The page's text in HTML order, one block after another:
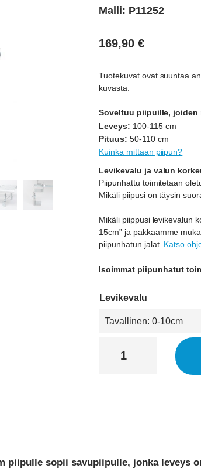
Malli: P11252
169,90 €
Tuotekuvat ovat suuntaa
kuvasta.
Soveltuu piipuille, joiden
Leveys: 100-115 cm
Pituus: 50-110 cm
Kuinka mittaan piipun?
Levikevalu ja valun
Piipunhattu toimitetaan
Mikäli piipusi on täysin
Mikäli piippusi levikevalun
15cm” ja pakkaamme
piipunhatun jalat. Katso
Isoimmat piipunhatut
Levikevalu
Piipunhattu
Suomipiipunhattu
määrä
piipulle sopii savupiipulle, jonka leveys